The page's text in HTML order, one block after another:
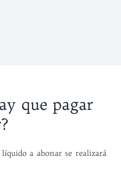
que pagar
a abonar se realizará